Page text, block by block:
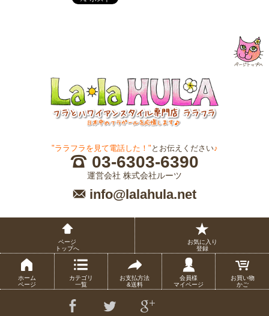
"ララフラを見て電話した！" とお伝えください♪
03-6303-6390
運営会社 株式会社ルーツ
info@lalahula.net
ページ
トップへ
お気に入り
登録
ホーム
ページ
カテゴリ
一覧
お支払方法
&送料
会員様
マイページ
お買い物
かご